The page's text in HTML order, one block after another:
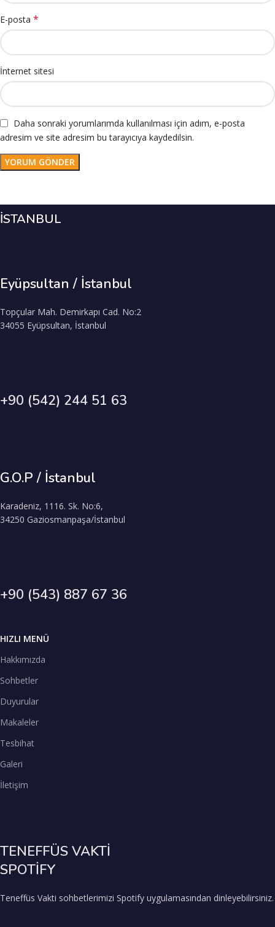
E-posta *
İnternet sitesi
Daha sonraki yorumlarımda kullanılması için adım, e-posta
adresim ve site adresim bu tarayıcıya kaydedilsin.
İSTANBUL
Eyüpsultan / İstanbul
Topçular Mah. Demirkapı Cad. No:2
34055 Eyüpsultan, İstanbul
+90 (542) 244 51 63
G.O.P / İstanbul
Karadeniz, 1116. Sk. No:6,
34250 Gaziosmanpaşa/İstanbul
+90 (543) 887 67 36
HIZLI MENÜ
Hakkımızda
Sohbetler
Duyurular
Makaleler
Tesbihat
Galeri
İletişim
TENEFFÜS VAKTİ
SPOTİFY
Teneffüs Vakti sohbetlerimizi Spotify uygulamasından dinleyebilirsiniz.